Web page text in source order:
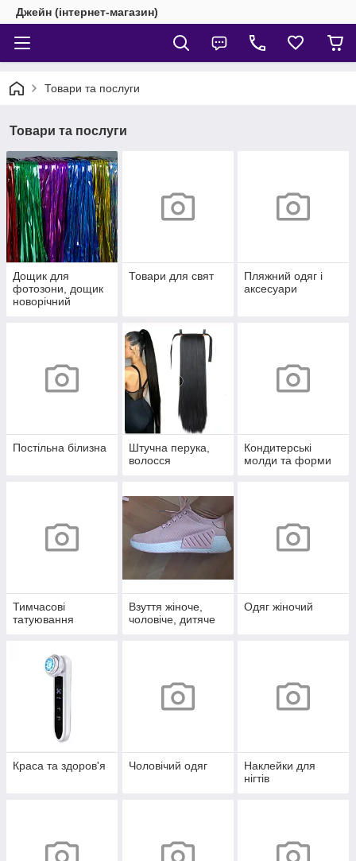
Джейн (інтернет-магазин)
Товари та послуги
Товари та послуги
Дощик для
фотозони, дощик
новорічний
Товари для свят
Пляжний одяг і
аксесуари
Постільна білизна
Штучна перука,
волосся
Кондитерські
молди та форми
Тимчасові
татуювання
Взуття жіноче,
чоловіче, дитяче
Одяг жіночий
Краса та здоров'я Чоловічий одяг
Наклейки для
нігтів